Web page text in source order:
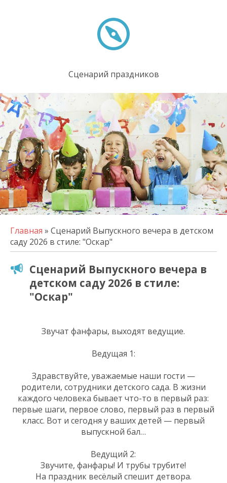
Сценарий праздников
Главная » Сценарий Выпускного вечера в детском
саду 2026 в стиле: "Оскар"
Сценарий Выпускного вечера в
детском саду 2026 в стиле:
"Оскар"
Звучат фанфары, выходят ведущие.
Ведущая 1:
Здравствуйте, уважаемые наши гости —
родители, сотрудники детского сада. В жизни
каждого человека бывает что-то в первый раз:
первые шаги, первое слово, первый раз в первый
класс. Вот и сегодня у ваших детей — первый
выпускной бал…
Ведущий 2:
Звучите, фанфары! И трубы трубите!
На праздник весёлый спешит детвора.